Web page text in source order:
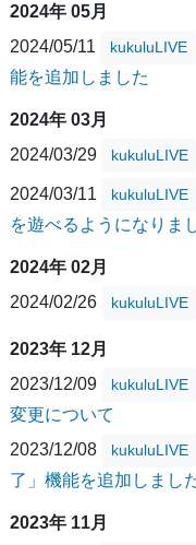
2024年 05月
2024/05/11
kukuluLIVE
能を追加しました
2024年 03月
2024/03/29
kukuluLIVE
2024/03/11 kukuluLIVE
を遊べるようになりま
2024年 02月
2024/02/26
kukuluLIVE
2023年 12月
2023/12/09
kukuluLIVE
変更について
2023/12/08
kukuluLIVE
了」機能を追加しまし
2023年 11月